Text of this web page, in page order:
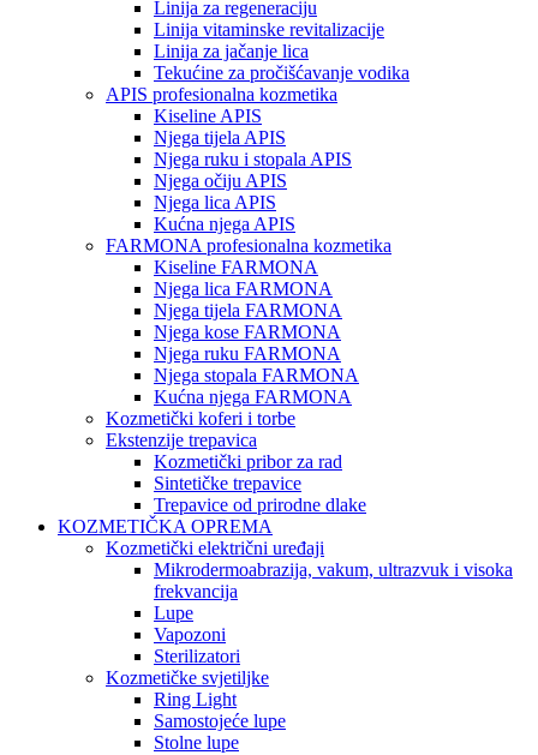
Linija za regeneraciju
Linija vitaminske revitalizacije
Linija za jačanje lica
Tekućine za pročišćavanje vodika
APIS profesionalna kozmetika
Kiseline APIS
Njega tijela APIS
Njega ruku i stopala APIS
Njega očiju APIS
Njega lica APIS
Kućna njega APIS
FARMONA profesionalna kozmetika
Kiseline FARMONA
Njega lica FARMONA
Njega tijela FARMONA
Njega kose FARMONA
Njega ruku FARMONA
Njega stopala FARMONA
Kućna njega FARMONA
Kozmetički koferi i torbe
Ekstenzije trepavica
Kozmetički pribor za rad
Sintetičke trepavice
Trepavice od prirodne dlake
KOZMETIČKA OPREMA
Kozmetički električni uređaji
Mikrodermoabrazija, vakum, ultrazvuk i visoka
frekvancija
Lupe
Vapozoni
Sterilizatori
Kozmetičke svjetiljke
Ring Light
Samostojeće lupe
Stolne lupe